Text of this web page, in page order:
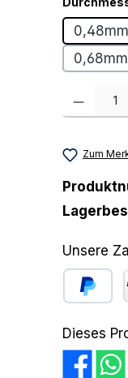
Produkt
Zum
Unsere
Dieses